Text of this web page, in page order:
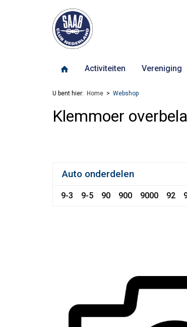
Activiteiten Vereniging
U bent hier: Home Webshop
Klemmoer
Auto onderdelen
9-3 9-5 90 900 9000 92